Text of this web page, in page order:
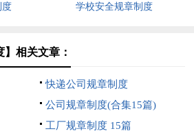
度 学校安全规章制度
】相关文章：
快递公司规章制度
公司规章制度(合集15篇)
工厂规章制度 15篇